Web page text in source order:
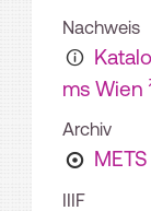
Nachweis
ms Wien
Archiv
IIIF